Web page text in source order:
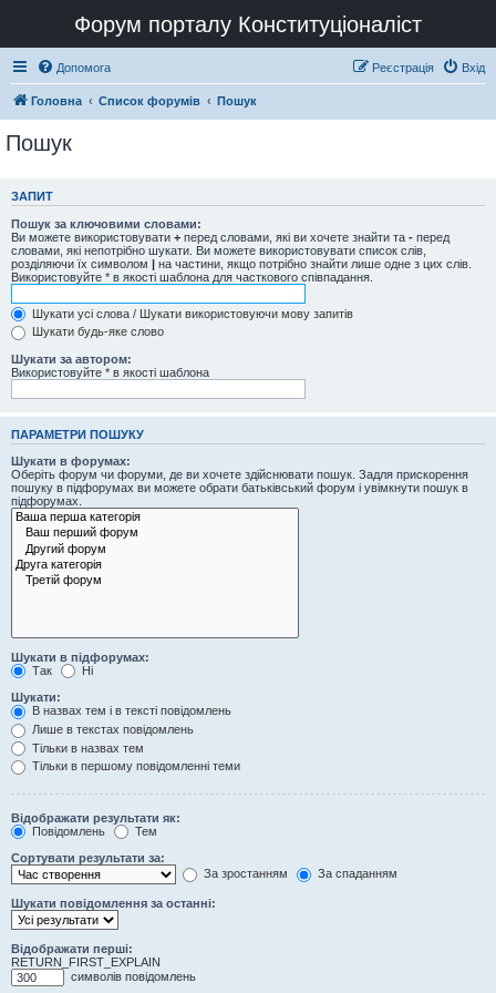
Форум порталу Конституціоналіст
Допомога Вхід
Реєстрація
Головна Список форумів Пошук
Пошук
ЗАПИТ
Пошук за ключовими словами:
Ви можете використовувати + перед словами, які ви хочете знайти та - перед
словами, які непотрібно шукати. Ви можете використовувати список слів,
розділяючи їх символом | на частини, якщо потрібно знайти лише одне з цих слів.
Використовуйте * в якості шаблона для часткового співпадання.
Шукати усі слова / Шукати використовуючи мову запитів
Шукати будь-яке слово
Шукати за автором:
Використовуйте * в якості шаблона
ПАРАМЕТРИ ПОШУКУ
Шукати в форумах:
Оберіть форум чи форуми, де ви хочете здійснювати пошук. Задля прискорення
пошуку в підфорумах ви можете обрати батьківський форум і увімкнути пошук в
підфорумах.
Шукати в підфорумах:
Так
Ні
Шукати:
В назвах тем і в тексті повідомлень
Лише в текстах повідомлень
Тільки в назвах тем
Тільки в першому повідомленні теми
Відображати результати як:
Повідомлень
Тем
Сортувати результати за:
За зростанням
За спаданням
Шукати повідомлення за останні:
Відображати перші:
RETURN_FIRST_EXPLAIN
символів повідомлень